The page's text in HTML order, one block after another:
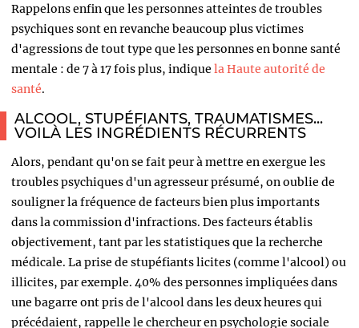
Rappelons enfin que les personnes atteintes de troubles
psychiques sont en revanche beaucoup plus victimes
d'agressions de tout type que les personnes en bonne santé
mentale : de 7 à 17 fois plus, indique la Haute autorité de
santé.
ALCOOL, STUPÉFIANTS, TRAUMATISMES...
VOILÀ LES INGRÉDIENTS RÉCURRENTS
Alors, pendant qu'on se fait peur à mettre en exergue les
troubles psychiques d'un agresseur présumé, on oublie de
souligner la fréquence de facteurs bien plus importants
dans la commission d'infractions. Des facteurs établis
objectivement, tant par les statistiques que la recherche
médicale. La prise de stupéfiants licites (comme l'alcool) ou
illicites, par exemple. 40% des personnes impliquées dans
une bagarre ont pris de l'alcool dans les deux heures qui
précédaient, rappelle le chercheur en psychologie sociale